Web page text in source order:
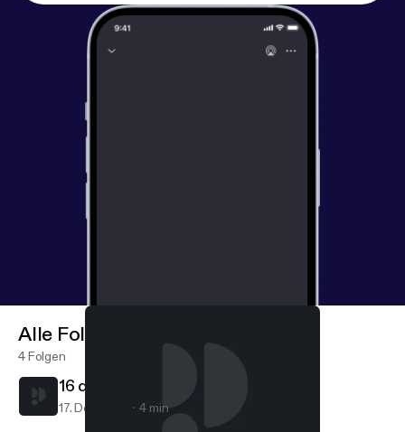
Alle Folgen
4 Folgen
16 de Dezembro
17. Dez. 2017 4 min